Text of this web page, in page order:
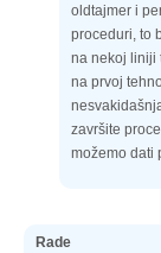
oldtajmer i
proceduri, to
na nekoj liniji
na prvoj
završite
možemo dati
Rade